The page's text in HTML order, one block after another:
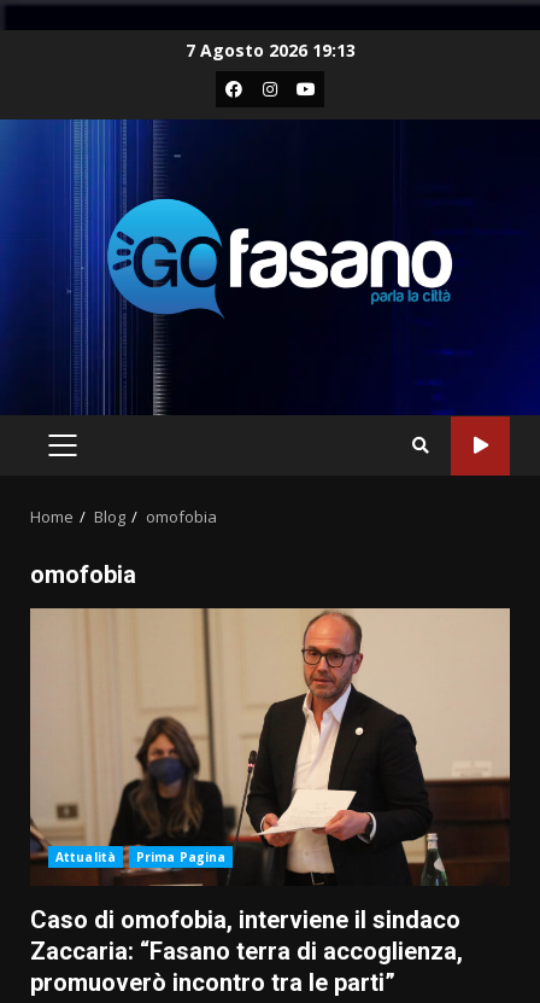
7 Agosto 2026 19:13
Facebook
Instagram
Youtube
PRIMARY
Home Blog omofobia
omofobia
Attualità Prima Pagina
Caso di omofobia, interviene il sindaco
Zaccaria: “Fasano terra di accoglienza,
promuoverò incontro tra le parti”